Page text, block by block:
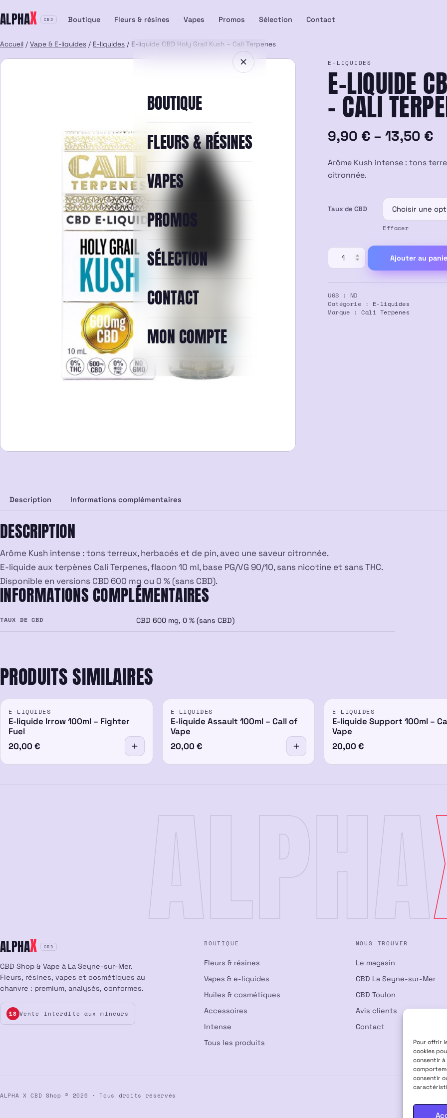
Pour offrir
cookies
consentir
consentir
au
ALPHAX CBD Boutique Fleurs & résines Vapes Promos Sélection Contact
BOUTIQUE
FLEURS & RÉSINES
VAPES
PROMOS
SÉLECTION
CONTACT
MON COMPTE
Accueil / Vape & E-liquides / E-liquides / E-liquide CBD Holy Grail Kush – Cali Terpenes
E-LIQUIDES
E-LIQUIDE
– CALI
9,90 € –13,50 €
Plage
de
prix :
Arôme Kush intense : tons
citronnée.
Taux de CBD
Effacer
quantité
de
liquide
CBD
Holy
Ajouter au
UGS : ND
Catégorie : E-liquides
Marque :Cali Terpenes
Description Informations complémentaires
DESCRIPTION
Arôme Kush intense : tons terreux, herbacés et de pin, avec une saveur citronnée.
E-liquide aux terpènes Cali Terpenes, flacon 10 ml, base PG/VG 90/10, sans nicotine et sans THC.
Disponible en versions CBD 600 mg ou 0 % (sans CBD).
INFORMATIONS COMPLÉMENTAIRES
TAUX DE CBD CBD 600 mg, 0 % (sans CBD)
PRODUITS SIMILAIRES
E-LIQUIDES
E-liquide Irrow 100ml – Fighter
Fuel
20,00 €
E-LIQUIDES
E-liquide Assault 100ml – Call of
Vape
20,00 €
E-LIQUIDES
E-liquide Support 100ml –
Vape
20,00 €
ALPHA
ALPHAX CBD
CBD Shop & Vape à La Seyne-sur-Mer.
Fleurs, résines, vapes et cosmétiques au
chanvre : premium, analysés, conformes.
18 Vente interdite aux mineurs
BOUTIQUE
Fleurs & résines
Vapes & e-liquides
Huiles & cosmétiques
Accessoires
Intense
Tous les produits
NOUS TROUVER
Le magasin
CBD La Seyne-sur-Mer
CBD Toulon
Avis clients
Contact
ALPHA X CBD Shop © 2026 · Tous droits réservés